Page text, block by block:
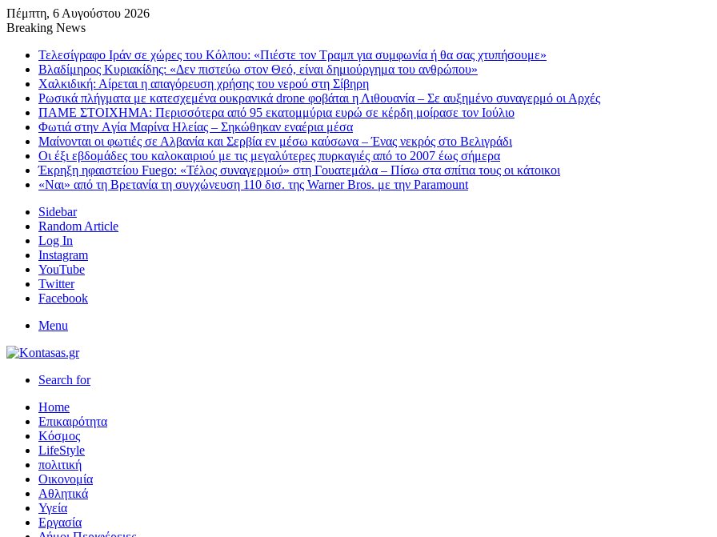
Πέμπτη, 6 Αυγούστου 2026
Breaking News
Τελεσίγραφο Ιράν σε χώρες του Κόλπου: «Πιέστε τον Τραμπ για συμφωνία ή θα σας χτυπήσουμε»
Βλαδίμηρος Κυριακίδης: «Δεν πιστεύω στον Θεό, είναι δημιούργημα του ανθρώπου»
Χαλκιδική: Αίρεται η απαγόρευση χρήσης του νερού στη Σίβηρη
Ρωσικά πλήγματα με κατεσχεμένα ουκρανικά drone φοβάται η Λιθουανία – Σε αυξημένο συναγερμό οι Αρχές
ΠΑΜΕ ΣΤΟΙΧΗΜΑ: Περισσότερα από 95 εκατομμύρια ευρώ σε κέρδη μοίρασε τον Ιούλιο
Φωτιά στην Aγία Μαρίνα Ηλείας – Σηκώθηκαν εναέρια μέσα
Μαίνονται οι φωτιές σε Αλβανία και Σερβία εν μέσω καύσωνα – Ένας νεκρός στο Βελιγράδι
Οι έξι εβδομάδες του καλοκαιριού με τις μεγαλύτερες πυρκαγιές από το 2007 έως σήμερα
Έκρηξη ηφαιστείου Fuego: «Τέλος συναγερμού» στη Γουατεμάλα – Πίσω στα σπίτια τους οι κάτοικοι
«Ναι» από τη Βρετανία τη συγχώνευση 110 δισ. της Warner Bros. με την Paramount
Sidebar
Random Article
Log In
Instagram
YouTube
Twitter
Facebook
Menu
Search for
Home
Επικαιρότητα
Κόσμος
LifeStyle
πολιτική
Οικονομία
Αθλητικά
Υγεία
Εργασία